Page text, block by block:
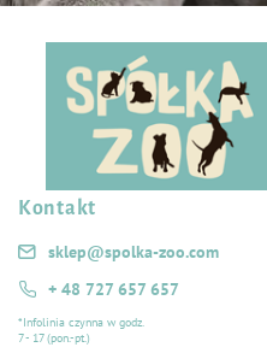
Kontakt
sklep@spolka-zoo.com
+ 48 727 657 657
*Infolinia czynna w godz.
7 - 17 (pon.-pt.)